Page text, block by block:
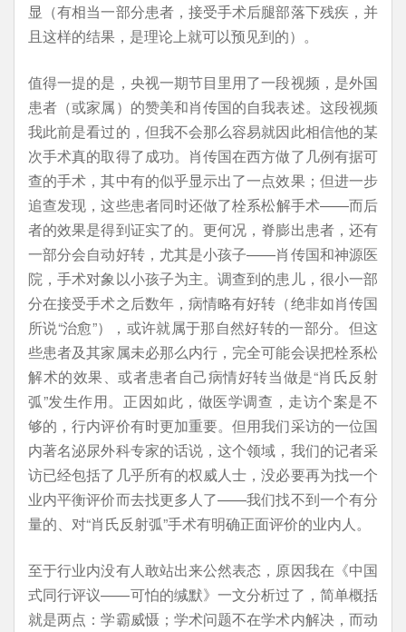
显（有相当一部分患者，接受手术后腿部落下残疾，并
且这样的结果，是理论上就可以预见到的）。
值得一提的是，央视一期节目里用了一段视频，是外国
患者（或家属）的赞美和肖传国的自我表述。这段视频
我此前是看过的，但我不会那么容易就因此相信他的某
次手术真的取得了成功。肖传国在西方做了几例有据可
查的手术，其中有的似乎显示出了一点效果；但进一步
追查发现，这些患者同时还做了栓系松解手术——而后
者的效果是得到证实了的。更何况，脊膨出患者，还有
一部分会自动好转，尤其是小孩子——肖传国和神源医
院，手术对象以小孩子为主。调查到的患儿，很小一部
分在接受手术之后数年，病情略有好转（绝非如肖传国
所说“治愈”），或许就属于那自然好转的一部分。但这
些患者及其家属未必那么内行，完全可能会误把栓系松
解术的效果、或者患者自己病情好转当做是“肖氏反射
弧”发生作用。正因如此，做医学调查，走访个案是不
够的，行内评价有时更加重要。但用我们采访的一位国
内著名泌尿外科专家的话说，这个领域，我们的记者采
访已经包括了几乎所有的权威人士，没必要再为找一个
业内平衡评价而去找更多人了——我们找不到一个有分
量的、对“肖氏反射弧”手术有明确正面评价的业内人。
至于行业内没有人敢站出来公然表态，原因我在《中国
式同行评议——可怕的缄默》一文分析过了，简单概括
就是两点：学霸威慑；学术问题不在学术内解决，而动